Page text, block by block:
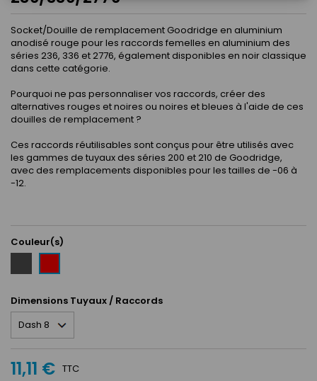
Socket/Douille de remplacement Goodridge en aluminium
anodisé rouge pour les raccords femelles en aluminium des
séries 236, 336 et 2776, également disponibles en noir classique
dans cette catégorie.
Pourquoi ne pas personnaliser vos raccords, créer des
alternatives rouges et noires ou noires et bleues à l'aide de ces
douilles de remplacement ?
Ces raccords réutilisables sont conçus pour être utilisés avec
les gammes de tuyaux des séries 200 et 210 de Goodridge,
avec des remplacements disponibles pour les tailles de -06 à
-12.
Couleur(s)
Dimensions Tuyaux / Raccords
11,11 € TTC